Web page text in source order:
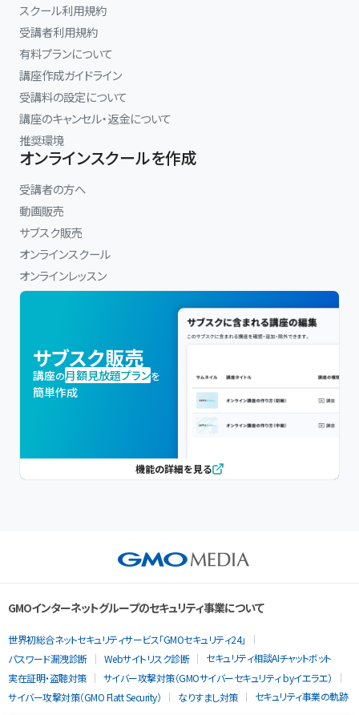
スクール利用規約
受講者利用規約
有料プランについて
講座作成ガイドライン
受講料の設定について
講座のキャンセル・返金について
推奨環境
オンラインスクールを作成
受講者の方へ
動画販売
サブスク販売
オンラインスクール
オンラインレッスン
サブスク販売
講座の月額見放題プランを
簡単作成
機能の詳細を見る
GMOインターネットグループのセキュリティ事業について
世界初総合ネットセキュリティサービス「GMOセキュリティ24」
パスワード漏洩診断
Webサイトリスク診断
セキュリティ相談AIチャットボット
実在証明・盗聴対策
サイバー攻撃対策（GMOサイバーセキュリティ byイエラエ）
サイバー攻撃対策（GMO Flatt Security）
なりすまし対策 セキュリティ事業の軌跡